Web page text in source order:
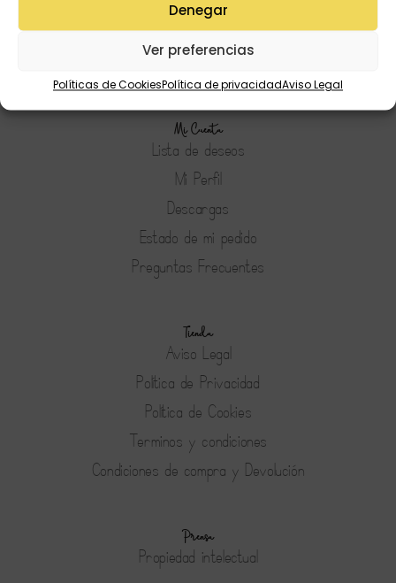
Denegar
Ver preferencias
Políticas de CookiesPolítica de privacidadAviso Legal
Mi Cuenta
Lista de deseos
Mi Perfil
Descargas
Estado de mi pedido
Preguntas Frecuentes
Tienda
Aviso Legal
Política de Privacidad
Política de Cookies
Terminos y condiciones
Condiciones de compra y Devolución
Prensa
Propiedad intelectual